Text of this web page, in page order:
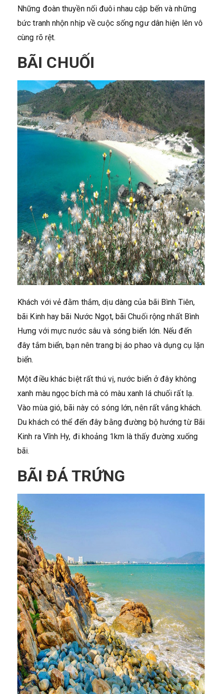
Những đoàn thuyền nối đuôi nhau cập bến và những
bức tranh nhộn nhịp về cuộc sống ngư dân hiện lên vô
cùng rõ rệt.
BÃI CHUỐI
Khách với vẻ đằm thắm, dịu dàng của bãi Bình Tiên,
bãi Kinh hay bãi Nước Ngọt, bãi Chuối rộng nhất Bình
Hưng với mực nước sâu và sóng biển lớn. Nếu đến
đây tắm biển, bạn nên trang bị áo phao và dụng cụ lặn
biển.
Một điều khác biệt rất thú vị, nước biển ở đây không
xanh màu ngọc bích mà có màu xanh lá chuối rất lạ.
Vào mùa gió, bãi này có sóng lớn, nên rất vắng khách.
Du khách có thể đến đây bằng đường bộ hướng từ Bãi
Kinh ra Vĩnh Hy, đi khoảng 1km là thấy đường xuống
bãi.
BÃI ĐÁ TRỨNG